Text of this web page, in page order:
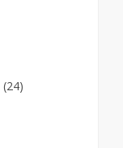
(24)